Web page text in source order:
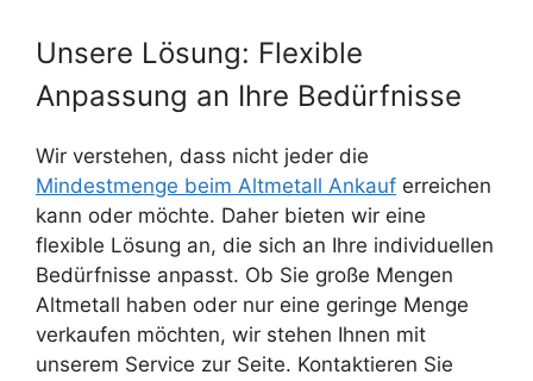
Unsere Lösung: Flexible
Anpassung an Ihre Bedürfnisse
Wir verstehen, dass nicht jeder die
Mindestmenge beim Altmetall Ankauf erreichen
kann oder möchte. Daher bieten wir eine
flexible Lösung an, die sich an Ihre individuellen
Bedürfnisse anpasst. Ob Sie große Mengen
Altmetall haben oder nur eine geringe Menge
verkaufen möchten, wir stehen Ihnen mit
unserem Service zur Seite. Kontaktieren Sie